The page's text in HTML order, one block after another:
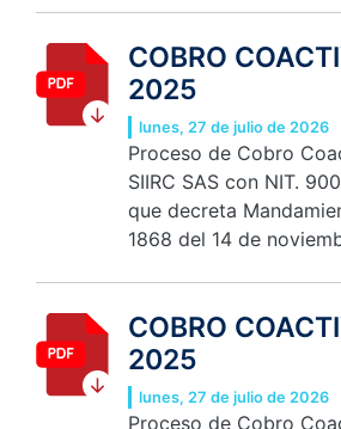
COBRO
2025
lunes, 27 de julio de 2026
Proceso de Cobro
SIIRC SAS con NIT.
que decreta
1868 del 14 de
COBRO
2025
lunes, 27 de julio de 2026
Proceso de Cobro